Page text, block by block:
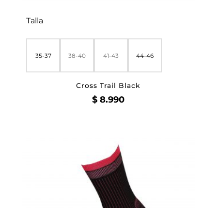
Talla
35-37 38-40 41-43 44-46
Cross Trail Black
$ 8.990